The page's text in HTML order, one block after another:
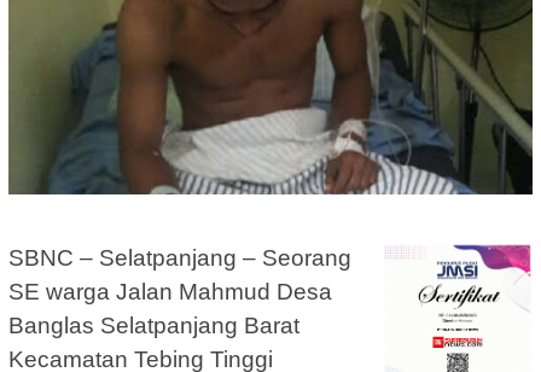
SBNC – Selatpanjang – Seorang
SE warga Jalan Mahmud Desa
Banglas Selatpanjang Barat
Kecamatan Tebing Tinggi